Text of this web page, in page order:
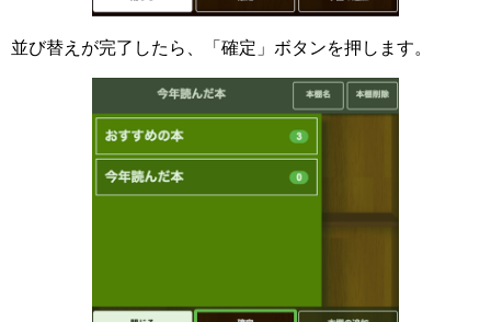
並び替えが完了したら、「確定」ボタンを押します。